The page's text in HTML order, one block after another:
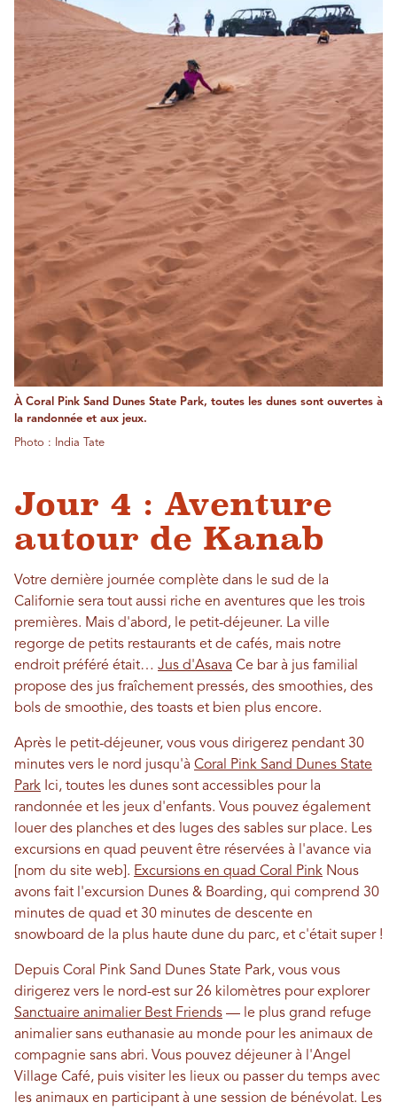
À Coral Pink Sand Dunes State Park, toutes les dunes sont ouvertes à
la randonnée et aux jeux.
Photo : India Tate
Jour 4 : Aventure
autour de Kanab
Votre dernière journée complète dans le sud de la
Californie sera tout aussi riche en aventures que les trois
premières. Mais d'abord, le petit-déjeuner. La ville
regorge de petits restaurants et de cafés, mais notre
endroit préféré était… Jus d'Asava Ce bar à jus familial
propose des jus fraîchement pressés, des smoothies, des
bols de smoothie, des toasts et bien plus encore.
Après le petit-déjeuner, vous vous dirigerez pendant 30
minutes vers le nord jusqu'à Coral Pink Sand Dunes State
Park Ici, toutes les dunes sont accessibles pour la
randonnée et les jeux d'enfants. Vous pouvez également
louer des planches et des luges des sables sur place. Les
excursions en quad peuvent être réservées à l'avance via
[nom du site web]. Excursions en quad Coral Pink Nous
avons fait l'excursion Dunes & Boarding, qui comprend 30
minutes de quad et 30 minutes de descente en
snowboard de la plus haute dune du parc, et c'était super !
Depuis Coral Pink Sand Dunes State Park, vous vous
dirigerez vers le nord-est sur 26 kilomètres pour explorer
Sanctuaire animalier Best Friends — le plus grand refuge
animalier sans euthanasie au monde pour les animaux de
compagnie sans abri. Vous pouvez déjeuner à l'Angel
Village Café, puis visiter les lieux ou passer du temps avec
les animaux en participant à une session de bénévolat. Les